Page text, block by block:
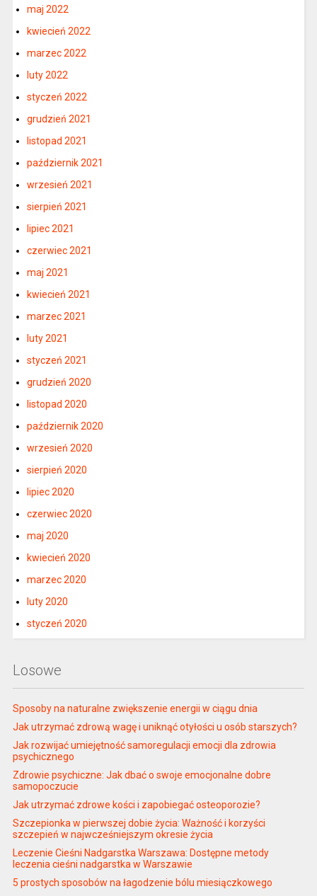
maj 2022
kwiecień 2022
marzec 2022
luty 2022
styczeń 2022
grudzień 2021
listopad 2021
październik 2021
wrzesień 2021
sierpień 2021
lipiec 2021
czerwiec 2021
maj 2021
kwiecień 2021
marzec 2021
luty 2021
styczeń 2021
grudzień 2020
listopad 2020
październik 2020
wrzesień 2020
sierpień 2020
lipiec 2020
czerwiec 2020
maj 2020
kwiecień 2020
marzec 2020
luty 2020
styczeń 2020
Losowe
Sposoby na naturalne zwiększenie energii w ciągu dnia
Jak utrzymać zdrową wagę i uniknąć otyłości u osób starszych?
Jak rozwijać umiejętność samoregulacji emocji dla zdrowia
psychicznego
Zdrowie psychiczne: Jak dbać o swoje emocjonalne dobre
samopoczucie
Jak utrzymać zdrowe kości i zapobiegać osteoporozie?
Szczepionka w pierwszej dobie życia: Ważność i korzyści
szczepień w najwcześniejszym okresie życia
Leczenie Cieśni Nadgarstka Warszawa: Dostępne metody
leczenia cieśni nadgarstka w Warszawie
5 prostych sposobów na łagodzenie bólu miesiączkowego